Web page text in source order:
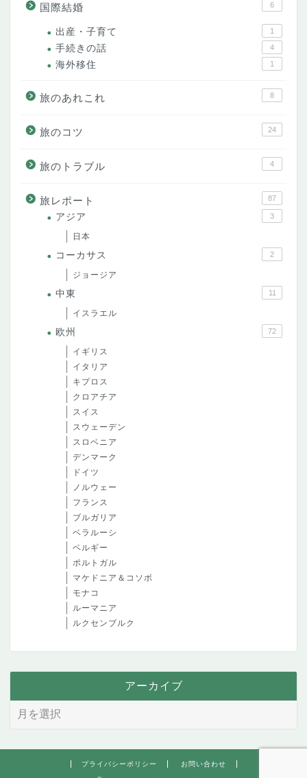
国際結婚 6
出産・子育て 1
手続きの話 4
海外移住 1
旅のあれこれ 8
旅のコツ 24
旅のトラブル 4
旅レポート 87
アジア 3
日本
コーカサス 2
ジョージア
中東 11
イスラエル
欧州 72
イギリス
イタリア
キプロス
クロアチア
スイス
スウェーデン
スロベニア
デンマーク
ドイツ
ノルウェー
フランス
ブルガリア
ベラルーシ
ベルギー
ポルトガル
マケドニア＆コソボ
モナコ
ルーマニア
ルクセンブルク
アーカイブ
プライバシーポリシー お問い合わせ